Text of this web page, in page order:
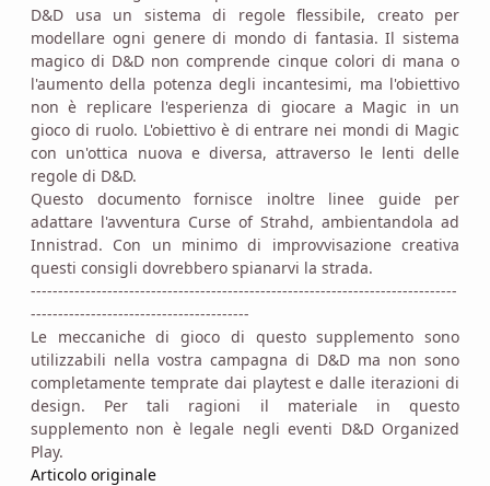
D&D usa un sistema di regole flessibile, creato per
modellare ogni genere di mondo di fantasia. Il sistema
magico di D&D non comprende cinque colori di mana o
l'aumento della potenza degli incantesimi, ma l'obiettivo
non è replicare l'esperienza di giocare a Magic in un
gioco di ruolo. L'obiettivo è di entrare nei mondi di Magic
con un'ottica nuova e diversa, attraverso le lenti delle
regole di D&D.
Questo documento fornisce inoltre linee guide per
adattare l'avventura Curse of Strahd, ambientandola ad
Innistrad. Con un minimo di improvvisazione creativa
questi consigli dovrebbero spianarvi la strada.
------------------------------------------------------------------------------
----------------------------------------
Le meccaniche di gioco di questo supplemento sono
utilizzabili nella vostra campagna di D&D ma non sono
completamente temprate dai playtest e dalle iterazioni di
design. Per tali ragioni il materiale in questo
supplemento non è legale negli eventi D&D Organized
Play.
Articolo originale